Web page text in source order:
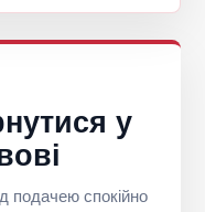
у
подачею спокійно